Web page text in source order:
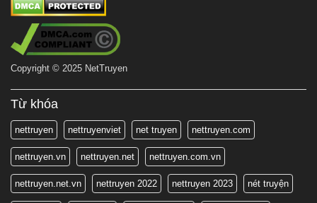
Copyright © 2025 NetTruyen
Từ khóa
nettruyen nettruyenviet net truyen nettruyen.com
nettruyen.vn nettruyen.net nettruyen.com.vn
nettruyen.net.vn nettruyen 2022 nettruyen 2023 nét truyện